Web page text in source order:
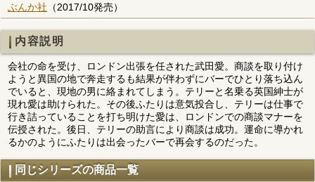
ぶんか社 （2017/10発売）
内容説明
会社の命を受け、ロンドン出張を任された武田愛。商談を取り付け
ようと異国の地で奔走するも結果が伴わずにバーでひとり落ち込ん
でいると、現地の男に絡まれてしまう。テリーと名乗る英国紳士が
現れ愛は助けられた。その後ふたりは意気投合し、テリーは仕事で
行き詰っていることを打ち明けた愛は、ロンドンでの商談マナーを
伝授された。後日、テリーの助言により商談は成功。運命に導かれ
るかのようにふたりは出会ったバーで再会するのだった。
同じシリーズの商品一覧